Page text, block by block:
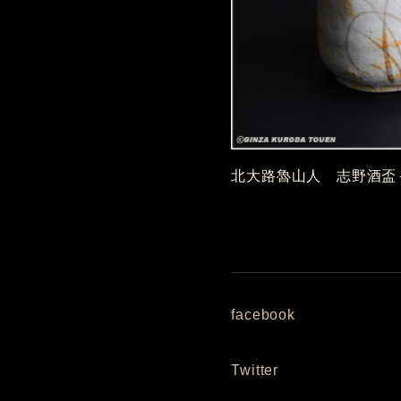
北大路魯山人 志野酒盃
facebook
Twitter